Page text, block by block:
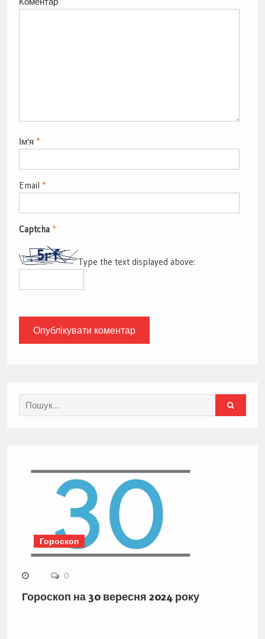
Ім'я *
Email *
Captcha *
Type the text displayed above:
Search
for:
Гороскоп
0
Гороскоп на 30 вересня 2024 року